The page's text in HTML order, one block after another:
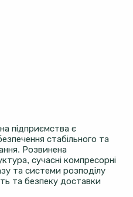
підприємства є
стабільного та
Розвинена
сучасні компресорні
та системи розподілу
та безпеку доставки